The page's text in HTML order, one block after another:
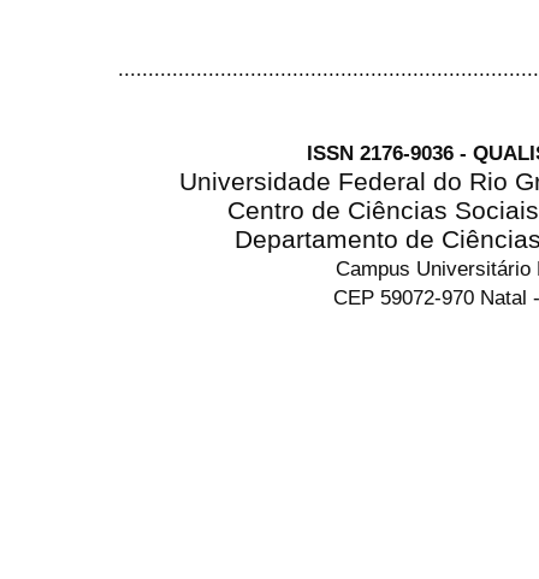
ISSN 2176-9036 -
Universidade Federal do Rio
Centro de Ciências
Departamento de
Campus Universitário
CEP 59072-970 Natal